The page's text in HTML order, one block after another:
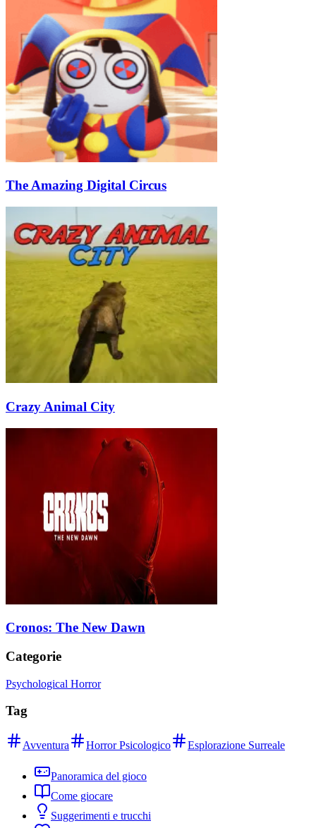
The Amazing Digital Circus
Crazy Animal City
Cronos: The New Dawn
Categorie
Psychological Horror
Tag
Avventura Horror Psicologico Esplorazione Surreale
Panoramica del gioco
Come giocare
Suggerimenti e trucchi